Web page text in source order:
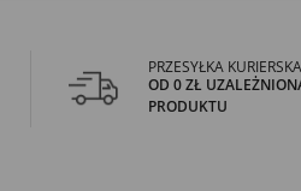
PRZESYŁKA
OD 0 ZŁ
PRODUKTU